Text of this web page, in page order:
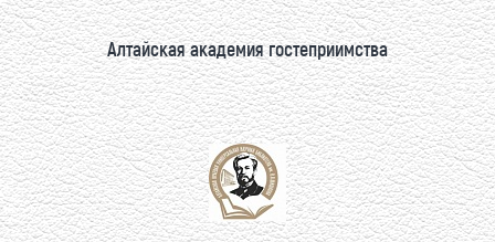
Алтайская академия гостеприимства